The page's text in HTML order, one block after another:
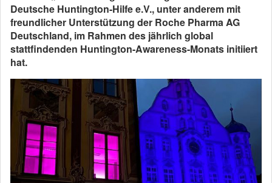
Deutsche Huntington-Hilfe e.V., unter anderem mit
freundlicher Unterstützung der Roche Pharma AG
Deutschland, im Rahmen des jährlich global
stattfindenden Huntington-Awareness-Monats initiiert
hat.